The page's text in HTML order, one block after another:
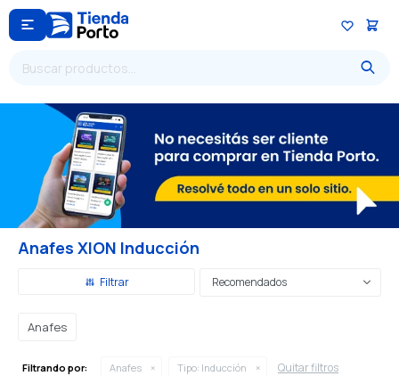

Anafes XION Inducción
Recomendados
Anafes
Filtrando por: Anafes Tipo: Inducción Quitar filtros